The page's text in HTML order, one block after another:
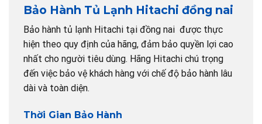
Bảo Hành Tủ Lạnh Hitachi đồng nai
Bảo hành tủ lạnh Hitachi tại đồng nai được thực
hiện theo quy định của hãng, đảm bảo quyền lợi cao
nhất cho người tiêu dùng. Hãng Hitachi chú trọng
đến việc bảo vệ khách hàng với chế độ bảo hành lâu
dài và toàn diện.
Thời Gian Bảo Hành